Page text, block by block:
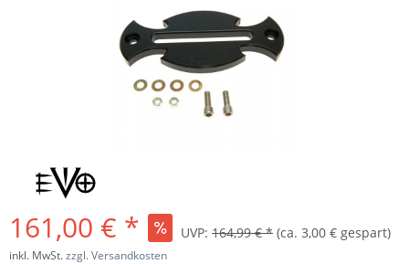
161,00 € * UVP: 164,99 € * (ca. 3,00 € gespart)
inkl. MwSt.zzgl. Versandkosten